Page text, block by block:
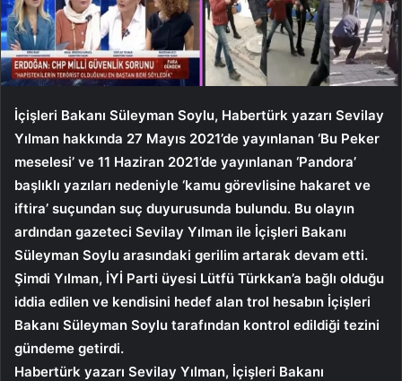
İçişleri Bakanı Süleyman Soylu, Habertürk yazarı Sevilay
Yılman hakkında 27 Mayıs 2021’de yayınlanan ‘Bu Peker
meselesi’ ve 11 Haziran 2021’de yayınlanan ‘Pandora’
başlıklı yazıları nedeniyle ‘kamu görevlisine hakaret ve
iftira’ suçundan suç duyurusunda bulundu. Bu olayın
ardından gazeteci Sevilay Yılman ile İçişleri Bakanı
Süleyman Soylu arasındaki gerilim artarak devam etti.
Şimdi Yılman, İYİ Parti üyesi Lütfü Türkkan’a bağlı olduğu
iddia edilen ve kendisini hedef alan trol hesabın İçişleri
Bakanı Süleyman Soylu tarafından kontrol edildiği tezini
gündeme getirdi.
Habertürk yazarı Sevilay Yılman, İçişleri Bakanı